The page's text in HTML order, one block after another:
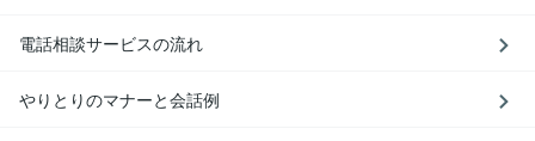
電話相談サービスの流れ
やりとりのマナーと会話例